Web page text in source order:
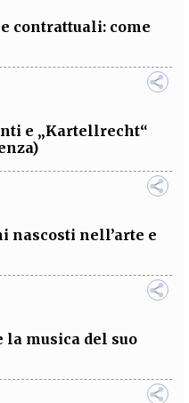
contrattuali: come
e „Kartellrecht“
nascosti nell’arte e
la musica del suo